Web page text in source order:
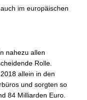
im europäischen
nahezu allen
Rolle.
allein in den
und sorgten so
84 Milliarden Euro.